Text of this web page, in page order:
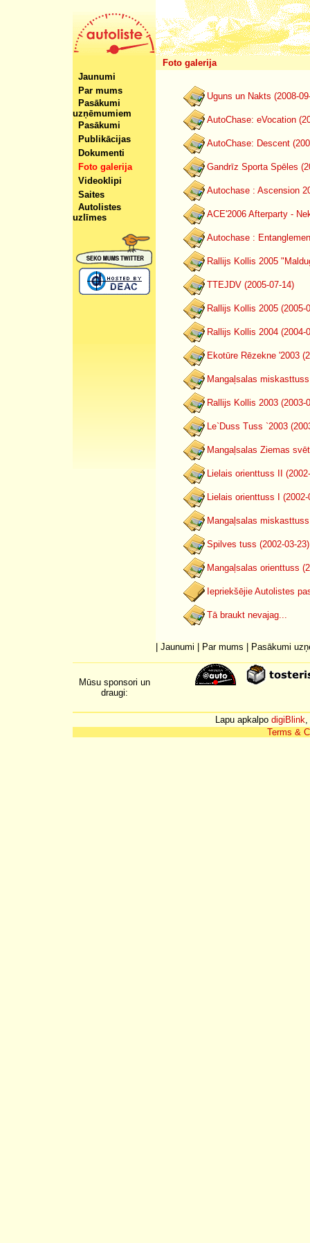
Foto galerija
Jaunumi
Par mums
Pasākumi
uzņēmumiem
Pasākumi
Publikācijas
Dokumenti
Foto galerija
Videoklipi
Saites
Autolistes
uzlīmes
Uguns un Nakts (2008-
AutoChase: eVocation
AutoChase: Descent
Gandrīz Sporta Spēles
Autochase : Ascension
ACE'2006 Afterparty -
Autochase :
Rallijs Kollis 2005
TTEJDV (2005-07-14)
Rallijs Kollis 2005 (2005-
Rallijs Kollis 2004 (2004-
Ekotūre Rēzekne '2003
Mangaļsalas
Rallijs Kollis 2003 (2003-
Le`Duss Tuss `2003
Mangaļsalas Ziemas
Lielais orienttuss II
Lielais orienttuss I (2002-
Mangaļsalas
Spilves tuss (2002-03-23)
Mangaļsalas orienttuss
Iepriekšējie Autolistes
Tā braukt nevajag...
Jaunumi Par mums Pasākumi
Mūsu sponsori un
draugi:
Lapu apkalpo digiBlink,
Terms &